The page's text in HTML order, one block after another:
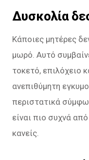
Δυσκολία
Κάποιες μητέρες
μωρό. Αυτό
τοκετό, επιλόχειο
ανεπιθύμητη
περιστατικά
είναι πιο συχνά
κανείς.